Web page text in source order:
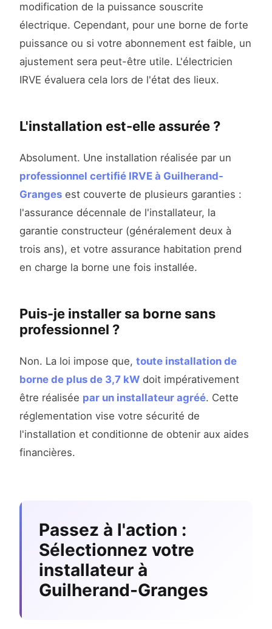
modification de la puissance souscrite
électrique. Cependant, pour une borne de forte
puissance ou si votre abonnement est faible, un
ajustement sera peut-être utile. L'électricien
IRVE évaluera cela lors de l'état des lieux.
L'installation est-elle assurée ?
Absolument. Une installation réalisée par un
professionnel certifié IRVE à Guilherand-
Granges est couverte de plusieurs garanties :
l'assurance décennale de l'installateur, la
garantie constructeur (généralement deux à
trois ans), et votre assurance habitation prend
en charge la borne une fois installée.
Puis-je installer sa borne sans
professionnel ?
Non. La loi impose que, toute installation de
borne de plus de 3,7 kW doit impérativement
être réalisée par un installateur agréé. Cette
réglementation vise votre sécurité de
l'installation et conditionne de obtenir aux aides
financières.
Passez à l'action :
Sélectionnez votre
installateur à
Guilherand-Granges